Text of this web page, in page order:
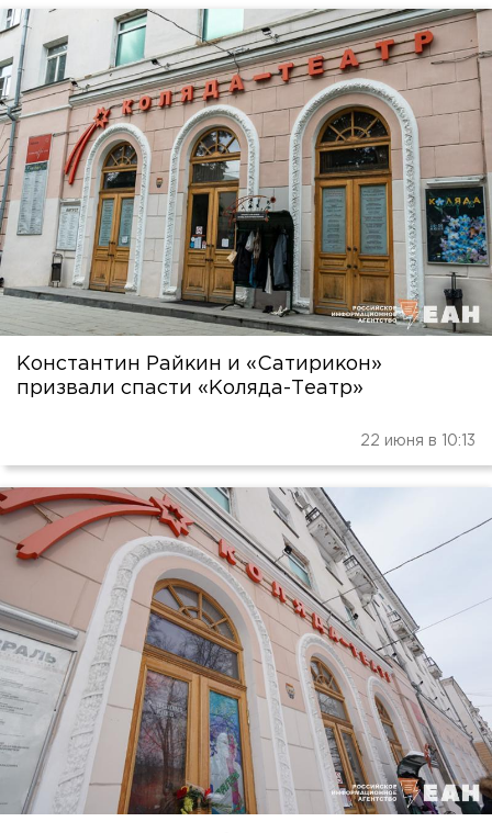
Константин Райкин и «Сатирикон»
призвали спасти «Коляда-Театр»
22 июня в 10:13